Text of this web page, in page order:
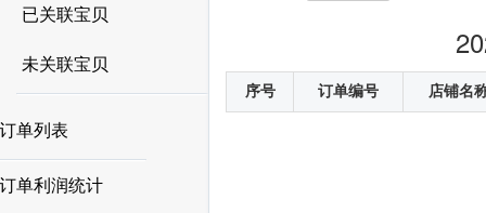
已关联宝贝
未关联宝贝
订单列表
订单利润统计
序号 订单编号 店铺名